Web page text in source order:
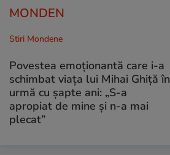
MONDEN
Stiri Mondene
Povestea emoționantă care i-a
schimbat viața lui Mihai Ghiță în
urmă cu șapte ani: „S-a
apropiat de mine și n-a mai
plecat”